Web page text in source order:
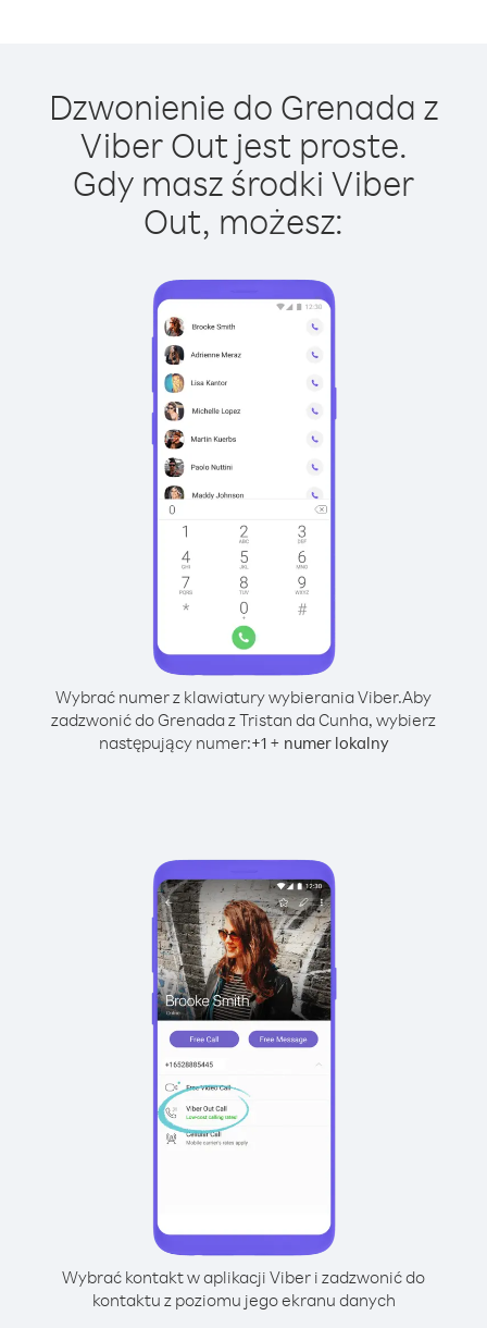
Dzwonienie do Grenada z
Viber Out jest proste.
Gdy masz środki Viber
Out, możesz:
Wybrać numer z klawiatury wybierania Viber.Aby
zadzwonić do Grenada z Tristan da Cunha, wybierz
następujący numer:+1+ numer lokalny
Wybrać kontakt w aplikacji Viber i zadzwonić do
kontaktu z poziomu jego ekranu danych